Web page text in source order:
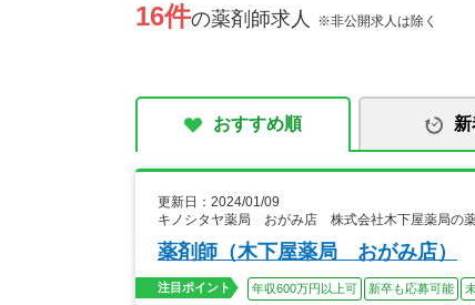
16件の薬剤師求人 ※非公開求人は除く
おすすめ順
更新日：2024/01/09
キノシタヤ薬局 おがみ店 株式会社木下屋薬局の
薬剤師（木下屋薬局 おがみ店）
注目ポイント 年収600万円以上可 新卒も応募可能